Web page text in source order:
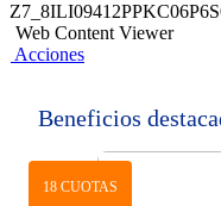
Web Content Viewer
Acciones
Beneficios
18 CUOTAS